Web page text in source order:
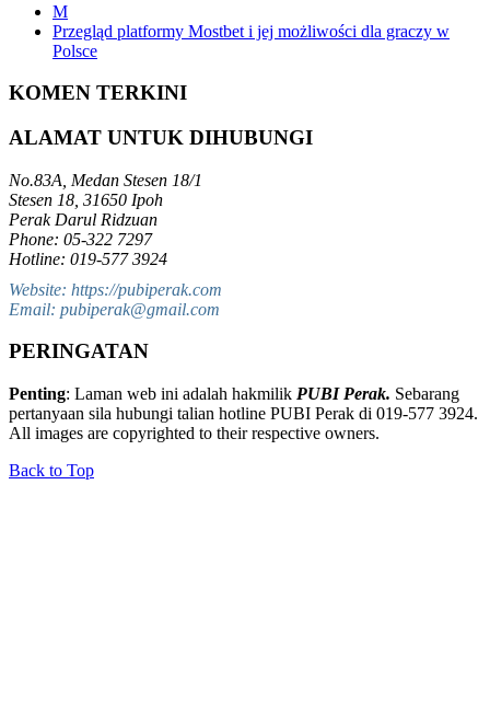
M
Przegląd platformy Mostbet i jej możliwości dla graczy w
Polsce
KOMEN TERKINI
ALAMAT UNTUK DIHUBUNGI
No.83A, Medan Stesen 18/1
Stesen 18, 31650 Ipoh
Perak Darul Ridzuan
Phone: 05-322 7297
Hotline: 019-577 3924
Website: https://pubiperak.com
Email: pubiperak@gmail.com
PERINGATAN
Penting: Laman web ini adalah hakmilik PUBI Perak. Sebarang
pertanyaan sila hubungi talian hotline PUBI Perak di 019-577 3924.
All images are copyrighted to their respective owners.
Back to Top